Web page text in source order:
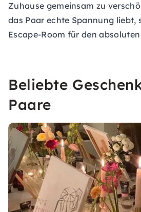
Zuhause gemeinsam zu
das Paar echte Spannung liebt,
Escape-Room für den
Beliebte
Paare